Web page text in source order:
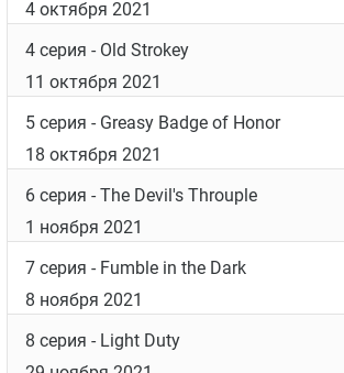
Дата выхода
Список серий
1 серия
- Welcome to Lagos
20 сентября 2021
2 серия
- Bowango
27 сентября 2021
3 серия
- Dud
4 октября 2021